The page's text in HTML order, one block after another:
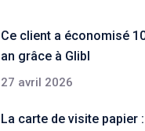
Ce client a économisé
an grâce à Glibl
27 avril 2026
La carte de visite papier